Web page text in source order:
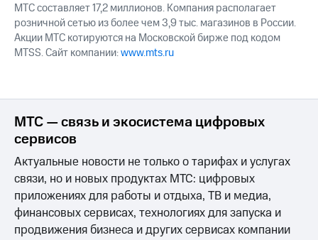
МТС составляет 17,2 миллионов. Компания располагает
розничной сетью из более чем 3,9 тыс. магазинов в России.
Акции МТС котируются на Московской бирже под кодом
MTSS. Сайт компании:www.mts.ru
МТС — связь и экосистема цифровых
сервисов
Актуальные новости не только о тарифах и услугах
связи, но и новых продуктах МТС: цифровых
приложениях для работы и отдыха, ТВ и медиа,
финансовых сервисах, технологиях для запуска и
продвижения бизнеса и других сервисах компании